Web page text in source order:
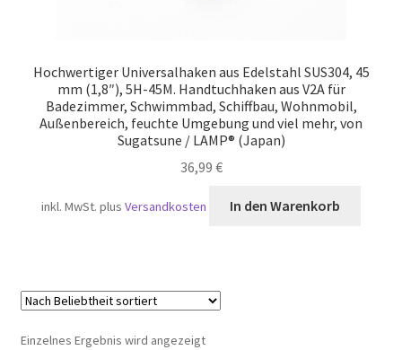
Hochwertiger Universalhaken aus Edelstahl SUS304, 45
mm (1,8″), 5H-45M. Handtuchhaken aus V2A für
Badezimmer, Schwimmbad, Schiffbau, Wohnmobil,
Außenbereich, feuchte Umgebung und viel mehr, von
Sugatsune / LAMP® (Japan)
36,99 €
inkl. MwSt. plusVersandkosten In den Warenkorb
Einzelnes Ergebnis wird angezeigt